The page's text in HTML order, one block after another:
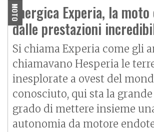
Adiva
Aeon
Aspes
Axy
Baotian
MOTO
Energica Experia, la
dalle prestazioni
Si chiama Experia come gli
chiamavano Hesperia le
inesplorate a ovest del
conosciuto, qui sta la
grado di mettere insieme
autonomia da motore